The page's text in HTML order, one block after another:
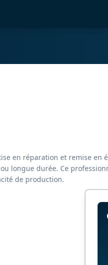
en réparation et remise en
longue durée. Ce
de production.